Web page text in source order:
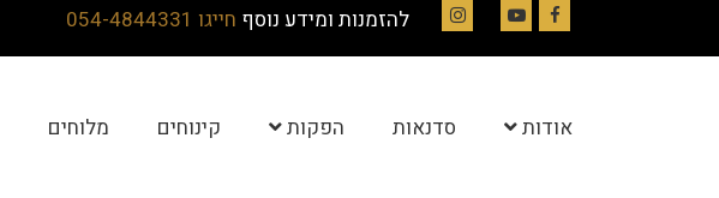
להזמנות ומידע נוסף חייגו 054-4844331
אודות סדנאות הפקות קינוחים מלוחים